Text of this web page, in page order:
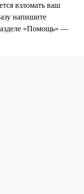
взломать ваш
напишите
«Помощь» —